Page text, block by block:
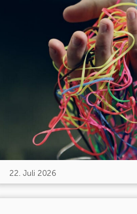
22. Juli 2026